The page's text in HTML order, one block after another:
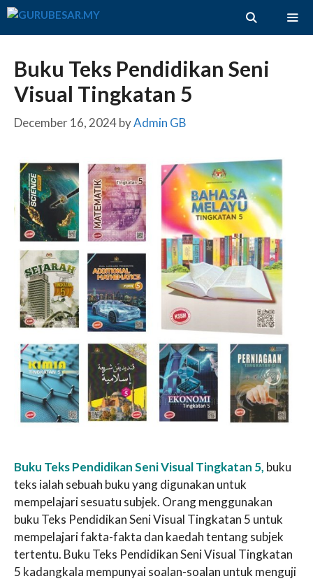
Skip
Buku Teks Pendidikan Seni
Visual Tingkatan 5
December 16, 2024byAdmin GB
Buku Teks Pendidikan Seni Visual Tingkatan 5, buku
teks ialah sebuah buku yang digunakan untuk
mempelajari sesuatu subjek. Orang menggunakan
buku Teks Pendidikan Seni Visual Tingkatan 5 untuk
mempelajari fakta-fakta dan kaedah tentang subjek
tertentu. Buku Teks Pendidikan Seni Visual Tingkatan
5 kadangkala mempunyai soalan-soalan untuk menguji